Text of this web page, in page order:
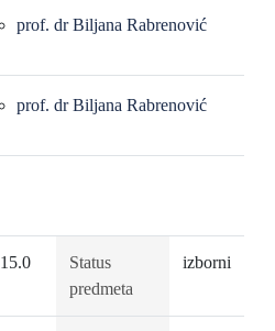
prof. dr Biljana Rabrenović
prof. dr Biljana Rabrenović
15.0
Status
predmeta
izborni